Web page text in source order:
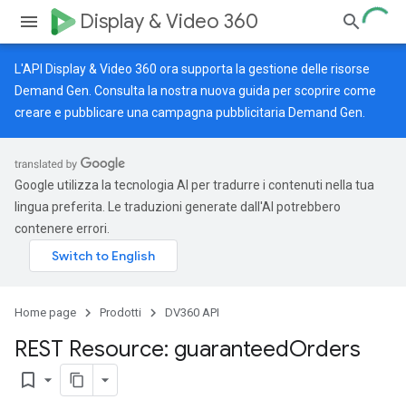
Display & Video 360
L'API Display & Video 360 ora supporta la gestione delle risorse
Demand Gen. Consulta la nostra nuova guida per scoprire come
creare e pubblicare una campagna pubblicitaria Demand Gen.
Google utilizza la tecnologia AI per tradurre i contenuti nella tua
lingua preferita. Le traduzioni generate dall'AI potrebbero
contenere errori.
Home page Prodotti DV360 API
REST Resource: guaranteedOrders
bookmark_border